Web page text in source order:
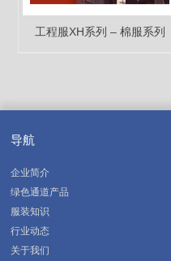
工程服XH系列 – 棉服系列
导航
企业简介
绿色通道产品
服装知识
行业动态
关于我们